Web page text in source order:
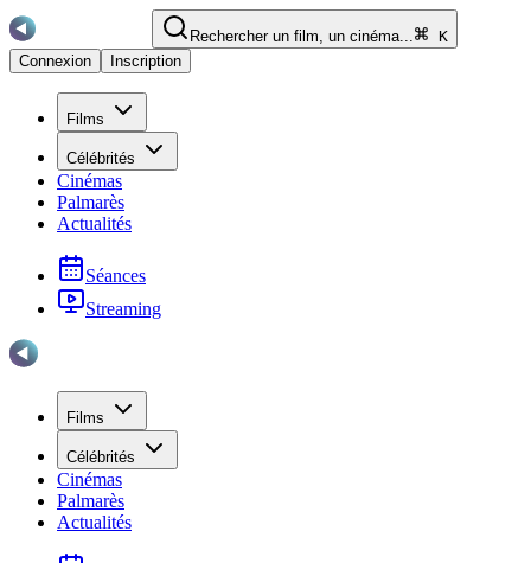
Rechercher un film, un cinéma...
K
Connexion
Inscription
Films
Célébrités
Cinémas
Palmarès
Actualités
Séances
Streaming
Films
Célébrités
Cinémas
Palmarès
Actualités